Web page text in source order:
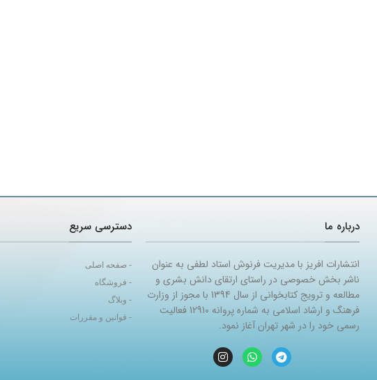
درباره ما
انتشارات افریز با مدیریت فرنوش استاد لطفی به عنوان
ناشر بخش خصوصی در راستای ارتقای دانش بشری و
مطالعه و ترویج کتابخوانی از سال 1394 با مجوز از وزارت
فرهنگ و ارشاد اسلامی به شماره پروانه 12910 فعالیت
رسمی خود را در شهر تهران آغاز نمود.
دسترسی سریع
- صفحه اصلی
- فروشگاه
- وبلاگ
- قوانین و مقررات